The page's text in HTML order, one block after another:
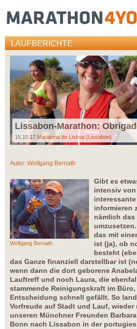
LAUFBERICHTE
Lissabon-Marathon:
15.10.17 Maratona de Lisboa (Lissabon)
Autor: Wolfgang Bernath
Wolfgang Bernath
Gibt es
intensiv
informieren
nämlich das
das mit
ist (ja), ob
besteht
das Ganze finanziell darstellbar ist
wenn dann die dort geborene
Lauftreff und noch Laura, die
stammende Reinigungskraft im
Entscheidung schnell gefällt. So
Vorfreude auf Stadt und Lauf, wieder
unseren Münchner Freunden
Bonn nach Lissabon in der